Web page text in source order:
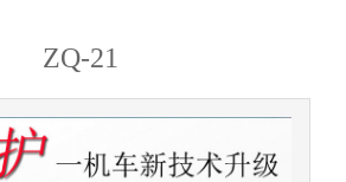
ZQ-21